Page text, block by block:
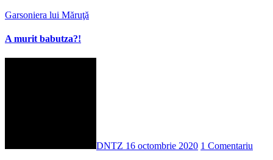
Garsoniera lui Măruţă
A murit babutza?!
DNTZ 16 octombrie 2020 1 Comentariu